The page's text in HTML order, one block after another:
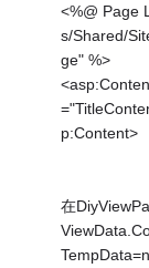
<%@ Page
s/Shared/
ge" %>
p:Content>
在